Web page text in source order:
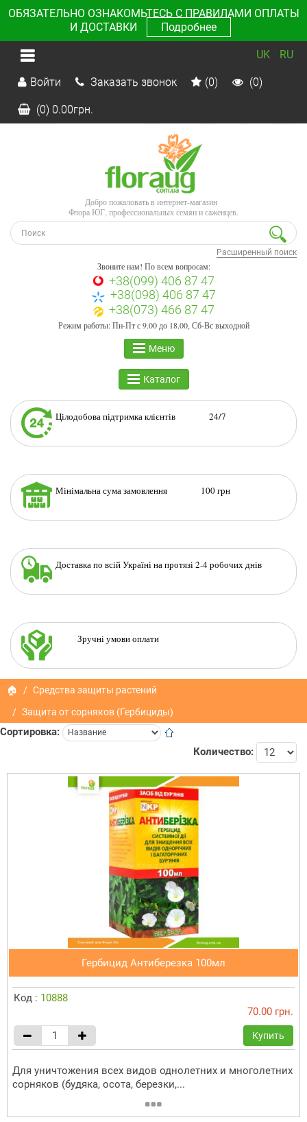
ОБЯЗАТЕЛЬНО ОЗНАКОМЬТЕСЬ С ПРАВИЛАМИ ОПЛАТЫ
И ДОСТАВКИ
Подробнее
UK RU
Войти Заказать звонок (0) (0)
(0) 0.00грн.
Добро пожаловать в интернет-магазин
Флора ЮГ, профессиональных семян и саженцев.
Расширенный поиск
Звоните нам! По всем вопросам:
+38(099) 406 87 47
+38(098) 406 87 47
+38(073) 466 87 47
Режим работы: Пн-Пт с 9.00 до 18.00, Сб-Вс выходной
Меню
Каталог
Цілодобова підтримка клієнтів 24/7
Мінімальна сума замовлення 100 грн
Доставка по всій Україні на протязі 2-4 робочих днів
Зручні умови оплати
🏠
Средства защиты растений
Защита от сорняков (Гербициды)
Сортировка:
Количество:
Гербицид Антиберезка 100мл
Код : 10888
70.00 грн.
Купить
Для уничтожения всех видов однолетних и многолетних
сорняков (будяка, осота, березки,...